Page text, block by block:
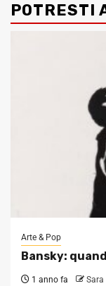
POTRESTI
Arte & Pop
Bansky:
1 anno fa Sara